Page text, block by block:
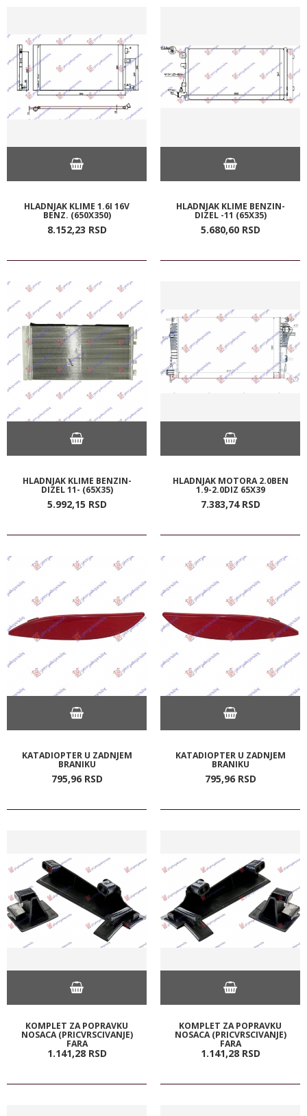
HLADNJAK KLIME 1.6I 16V
BENZ. (650X350)
8.152,23 RSD
HLADNJAK KLIME BENZIN-
DIZEL -11 (65X35)
5.680,60 RSD
HLADNJAK KLIME BENZIN-
DIZEL 11- (65X35)
5.992,15 RSD
HLADNJAK MOTORA 2.0BEN
1.9-2.0DIZ 65X39
7.383,74 RSD
KATADIOPTER U ZADNJEM
BRANIKU
795,96 RSD
KATADIOPTER U ZADNJEM
BRANIKU
795,96 RSD
KOMPLET ZA POPRAVKU
NOSACA (PRICVRSCIVANJE)
FARA
1.141,28 RSD
KOMPLET ZA POPRAVKU
NOSACA (PRICVRSCIVANJE)
FARA
1.141,28 RSD